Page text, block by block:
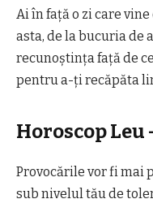
Ai în față o zi care
asta, de la bucuria de
recunoștința față de
pentru a-ți recăpăta
Horoscop Leu
Provocările vor fi mai
sub nivelul tău de